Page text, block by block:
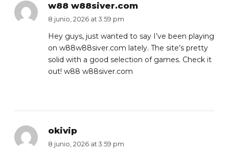
w88 w88siver.com
8 junio, 2026 at 3:59 pm
Hey guys, just wanted to say I’ve been playing
on w88w88siver.com lately. The site’s pretty
solid with a good selection of games. Check it
out! w88 w88siver.com
okivip
8 junio, 2026 at 3:59 pm